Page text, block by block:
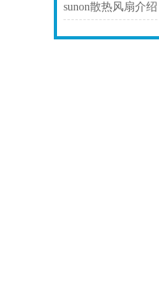
sunon散热风扇介绍